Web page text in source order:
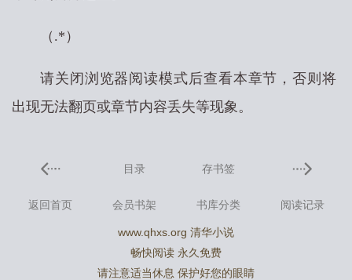
（.*）
请关闭浏览器阅读模式后查看本章节，否则将
出现无法翻页或章节内容丢失等现象。
目录 存书签
返回首页 会员书架 书库分类 阅读记录
www.qhxs.org 清华小说
畅快阅读 永久免费
请注意适当休息 保护好您的眼睛